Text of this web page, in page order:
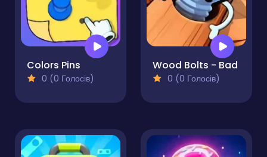
Colors Pins
0 (0 Голосів)
Wood Bolts - Bad
0 (0 Голосів)